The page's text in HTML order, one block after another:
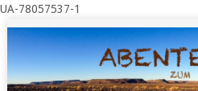
UA-78057537-1